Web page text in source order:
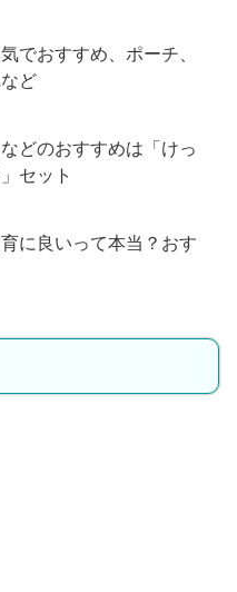
でおすすめ、ポーチ、
ど
どのおすすめは「けっ
セット
に良いって本当？おす